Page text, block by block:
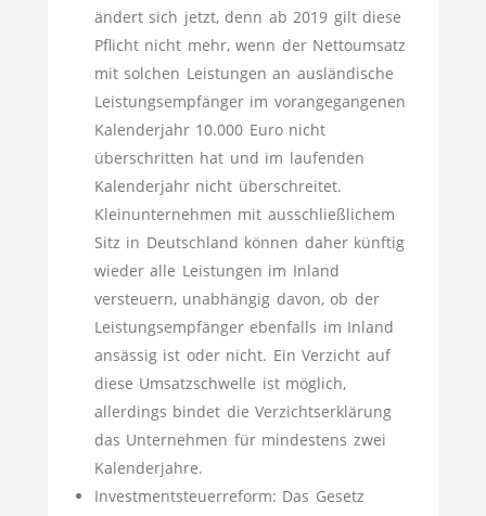
ändert sich jetzt, denn ab 2019 gilt diese
Pflicht nicht mehr, wenn der Nettoumsatz
mit solchen Leistungen an ausländische
Leistungsempfänger im vorangegangenen
Kalenderjahr 10.000 Euro nicht
überschritten hat und im laufenden
Kalenderjahr nicht überschreitet.
Kleinunternehmen mit ausschließlichem
Sitz in Deutschland können daher künftig
wieder alle Leistungen im Inland
versteuern, unabhängig davon, ob der
Leistungsempfänger ebenfalls im Inland
ansässig ist oder nicht. Ein Verzicht auf
diese Umsatzschwelle ist möglich,
allerdings bindet die Verzichtserklärung
das Unternehmen für mindestens zwei
Kalenderjahre.
Investmentsteuerreform: Das Gesetz